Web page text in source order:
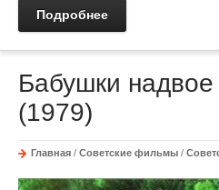
Подробнее
Бабушки надвое
(1979)
Главная / Советские фильмы /